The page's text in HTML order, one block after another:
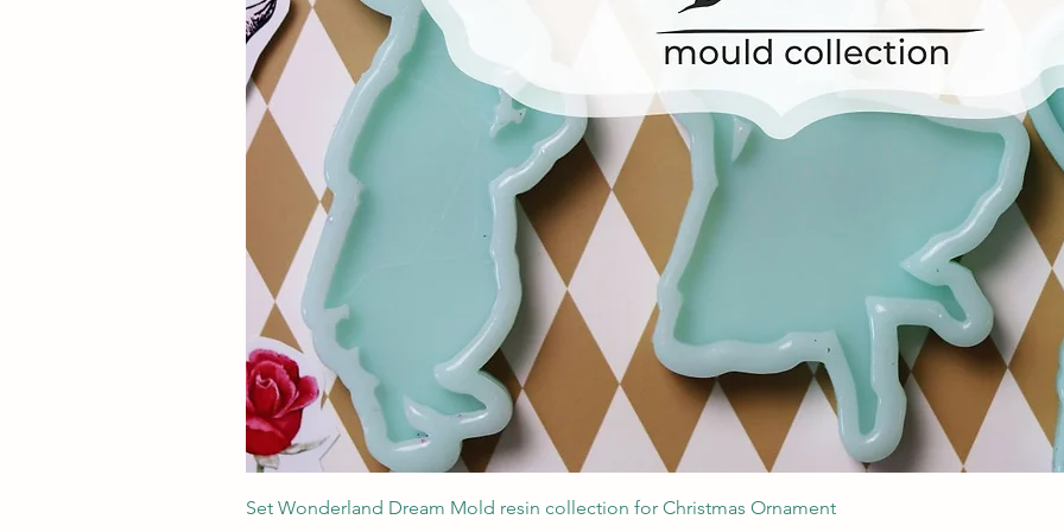
Podgląd
Set Wonderland Dream Mold resin collection for Christmas Ornament